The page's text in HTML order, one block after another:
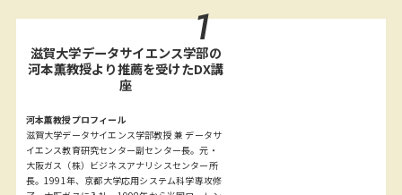
1
滋賀大学データサイエンス学部の
河本薫教授より推薦を受けたDX講
座
河本薫教授プロフィール
滋賀大学データサイエンス学部教授 兼 データサ
イエンス教育研究センター副センター長。元・
大阪ガス（株）ビジネスアナリシスセンター所
長。1991年、京都大学応用システム科学専攻修